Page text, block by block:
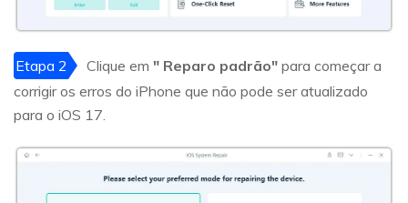
Etapa 2 Clique em " Reparo padrão" para começar a
corrigir os erros do iPhone que não pode ser atualizado
para o iOS 17.